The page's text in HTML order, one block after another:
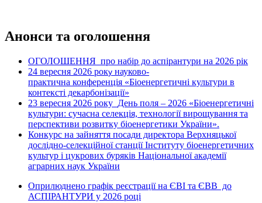
Анонси та оголошення
ОГОЛОШЕННЯ про набір до аспірантури на 2026 рік
24 вересня 2026 року науково-
практична конференція «Біоенергетичні культури в
контексті декарбонізації»
23 вересня 2026 року День поля – 2026 «Біоенергетичні
культури: сучасна селекція, технології вирощування та
перспективи розвитку біоенергетики України».
Конкурс на зайняття посади директора Верхняцької
дослідно-селекційної станції Інституту біоенергетичних
культур і цукрових буряків Національної академії
аграрних наук України
Оприлюднено графік реєстрації на ЄВІ та ЄВВ до
АСПІРАНТУРИ у 2026 році